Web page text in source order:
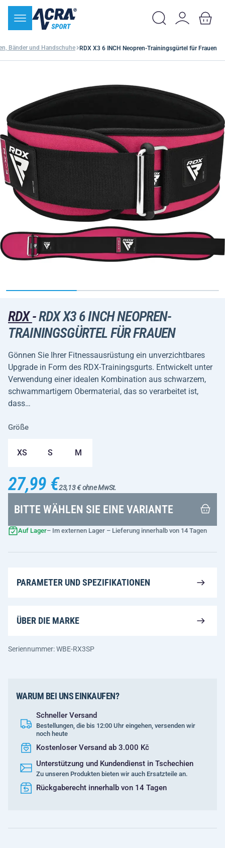
Bänder und Handschuhe RDX X3 6 INCH Neopren-Trainingsgürtel für Frauen
RDX-RDX X3 6 INCH NEOPREN-
TRAININGSGÜRTEL FÜR FRAUEN
Gönnen Sie Ihrer Fitnessausrüstung ein unverzichtbares
Upgrade in Form des RDX-Trainingsgurts. Entwickelt unter
Verwendung einer idealen Kombination aus schwarzem,
schwammartigem Obermaterial, das so verarbeitet ist,
dass…
Größe
XS S M
27,99 €23,13 € ohne MwSt.
BITTE WÄHLEN SIE EINE VARIANTE
Auf Lager– Im externen Lager – Lieferung innerhalb von 14 Tagen
PARAMETER UND SPEZIFIKATIONEN
ÜBER DIE MARKE
Seriennummer: WBE-RX3SP
WARUM BEI UNS EINKAUFEN?
Schneller Versand
Bestellungen, die bis 12:00 Uhr eingehen, versenden wir
noch heute
Kostenloser Versand ab 3.000 Kč
Unterstützung und Kundendienst in Tschechien
Zu unseren Produkten bieten wir auch Ersatzteile an.
Rückgaberecht innerhalb von 14 Tagen